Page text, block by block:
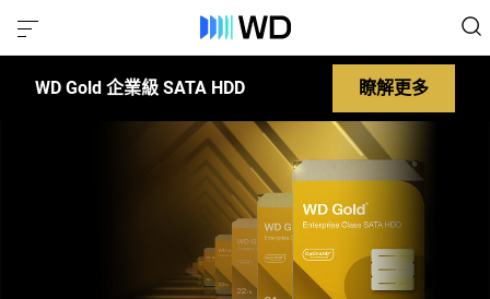
WD Gold 企業級 SATA HDD 瞭解更多